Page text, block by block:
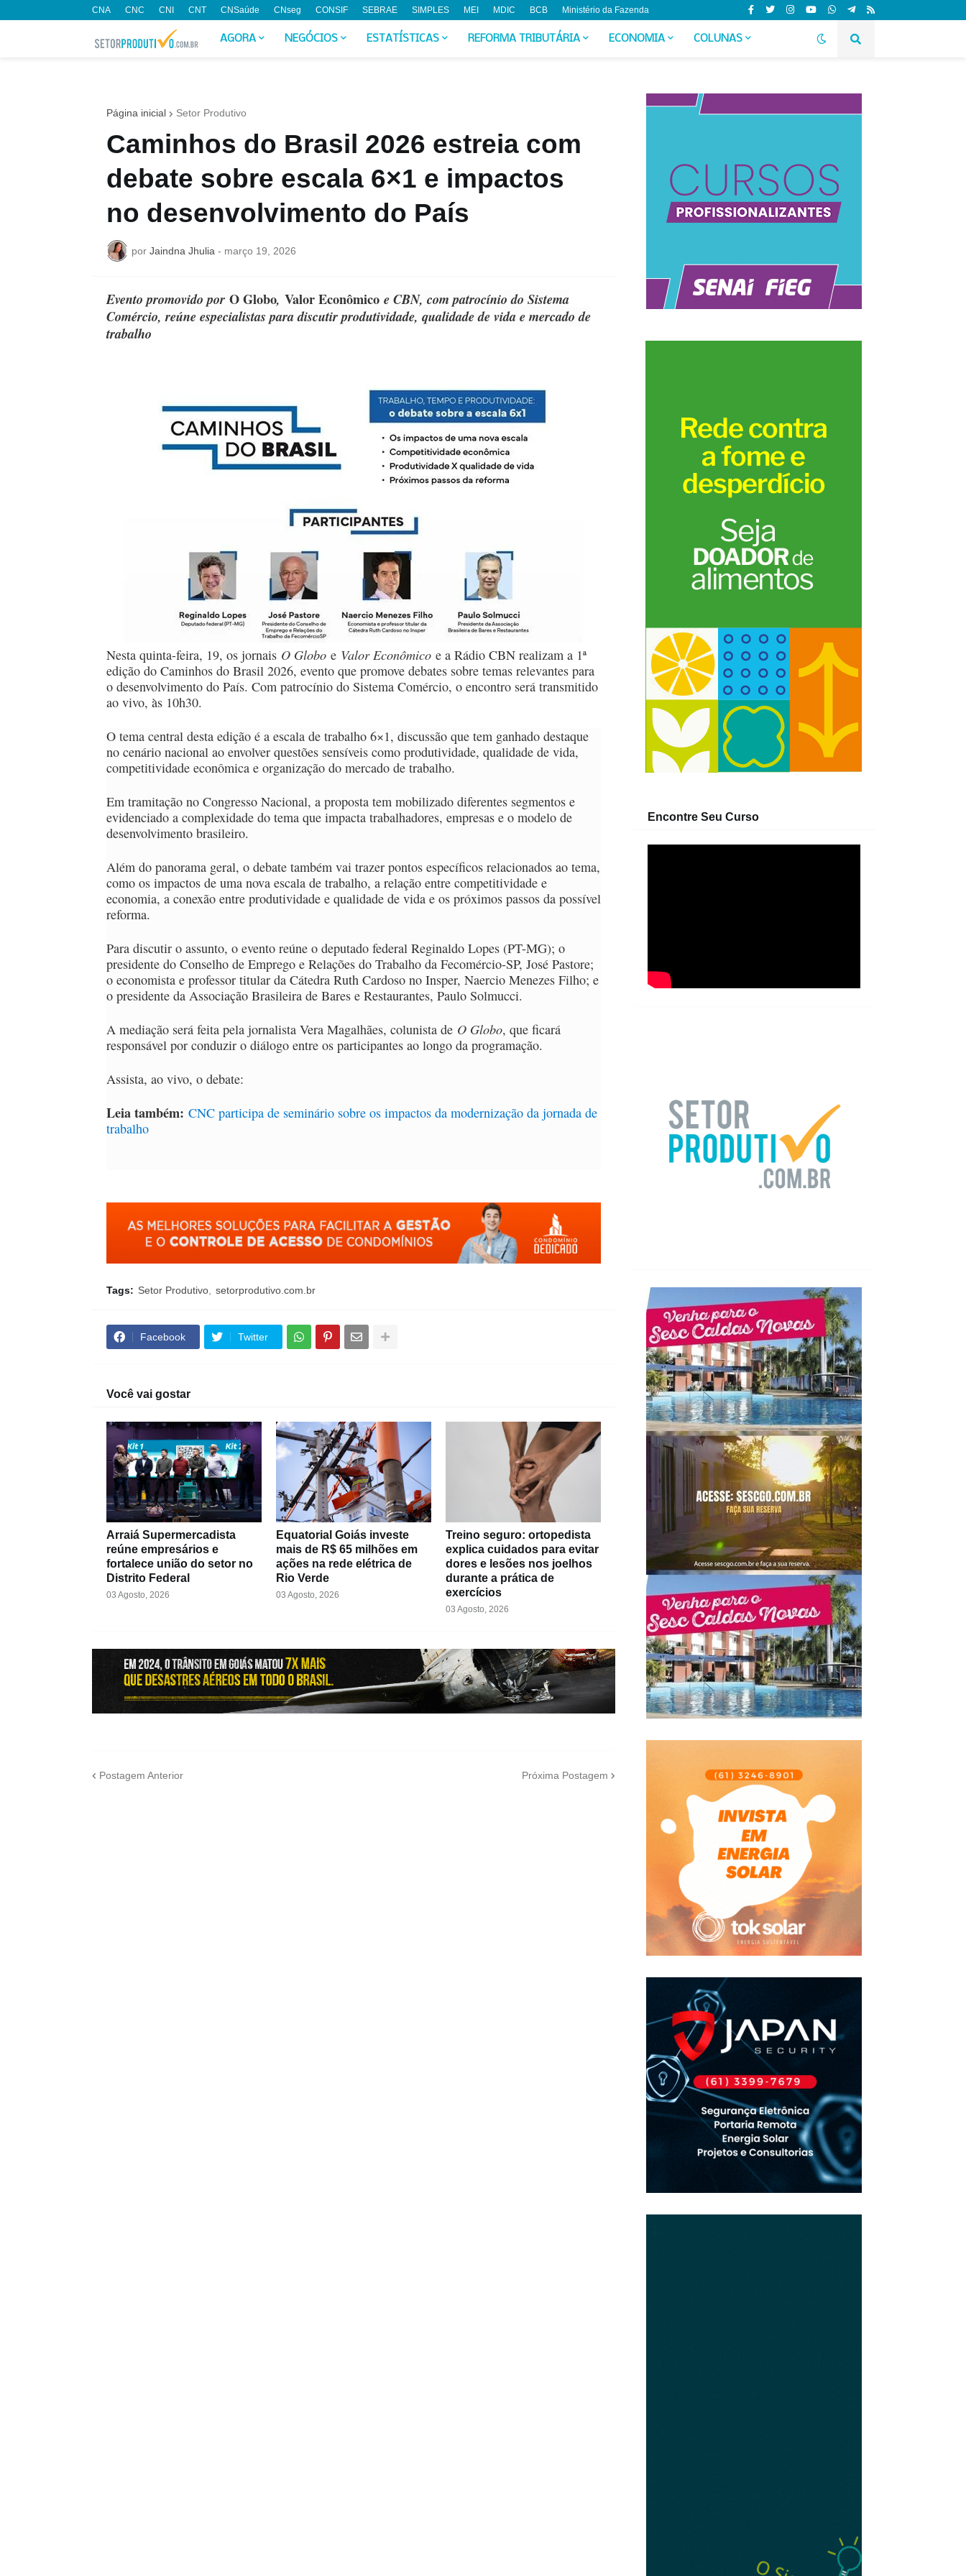
CNA CNC CNI CNT CNSaúde CNseg CONSIF SEBRAE SIMPLES MEI MDIC BCB Ministério da Fazenda
AGORA NEGÓCIOS ESTATÍSTICAS REFORMA TRIBUTÁRIA ECONOMIA COLUNAS
Página inicial Setor Produtivo
Caminhos do Brasil 2026 estreia com
debate sobre escala 6×1 e impactos
no desenvolvimento do País
por Jaindna Jhulia - março 19, 2026
Evento promovido por O Globo, Valor Econômicoe CBN, com patrocínio do Sistema
Comércio, reúne especialistas para discutir produtividade, qualidade de vida e mercado de
trabalho
Nesta quinta-feira, 19, os jornais O Globo e Valor Econômico e a Rádio CBN realizam a 1ª
edição do Caminhos do Brasil 2026, evento que promove debates sobre temas relevantes para
o desenvolvimento do País. Com patrocínio do Sistema Comércio, o encontro será transmitido
ao vivo, às 10h30.
O tema central desta edição é a escala de trabalho 6×1, discussão que tem ganhado destaque
no cenário nacional ao envolver questões sensíveis como produtividade, qualidade de vida,
competitividade econômica e organização do mercado de trabalho.
Em tramitação no Congresso Nacional, a proposta tem mobilizado diferentes segmentos e
evidenciado a complexidade do tema que impacta trabalhadores, empresas e o modelo de
desenvolvimento brasileiro.
Além do panorama geral, o debate também vai trazer pontos específicos relacionados ao tema,
como os impactos de uma nova escala de trabalho, a relação entre competitividade e
economia, a conexão entre produtividade e qualidade de vida e os próximos passos da possível
reforma.
Para discutir o assunto, o evento reúne o deputado federal Reginaldo Lopes (PT-MG); o
presidente do Conselho de Emprego e Relações do Trabalho da Fecomércio-SP, José Pastore;
o economista e professor titular da Cátedra Ruth Cardoso no Insper, Naercio Menezes Filho; e
o presidente da Associação Brasileira de Bares e Restaurantes, Paulo Solmucci.
A mediação será feita pela jornalista Vera Magalhães, colunista de O Globo, que ficará
responsável por conduzir o diálogo entre os participantes ao longo da programação.
Assista, ao vivo, o debate:
Leia também: CNC participa de seminário sobre os impactos da modernização da jornada de
trabalho
Tags: Setor Produtivo setorprodutivo.com.br
Facebook Twitter
Você vai gostar
Arraiá Supermercadista
reúne empresários e
fortalece união do setor no
Distrito Federal
03 Agosto, 2026
Equatorial Goiás investe
mais de R$ 65 milhões em
ações na rede elétrica de
Rio Verde
03 Agosto, 2026
Treino seguro: ortopedista
explica cuidados para evitar
dores e lesões nos joelhos
durante a prática de
exercícios
03 Agosto, 2026
Postagem Anterior Próxima Postagem
Encontre Seu Curso